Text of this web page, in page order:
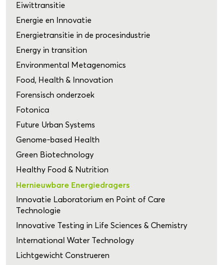
Eiwittransitie
Energie en Innovatie
Energietransitie in de procesindustrie
Energy in transition
Environmental Metagenomics
Food, Health & Innovation
Forensisch onderzoek
Fotonica
Future Urban Systems
Genome-based Health
Green Biotechnology
Healthy Food & Nutrition
Hernieuwbare Energiedragers
Innovatie Laboratorium en Point of Care
Technologie
Innovative Testing in Life Sciences & Chemistry
International Water Technology
Lichtgewicht Construeren